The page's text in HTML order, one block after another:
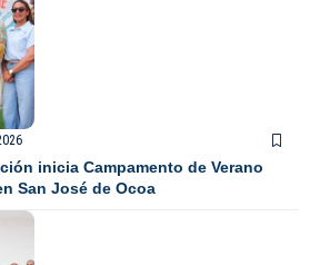
inicia Campamento de Verano
San José de Ocoa